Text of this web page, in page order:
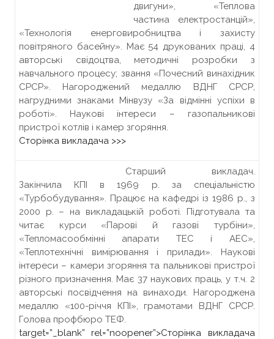
двигуни», «Теплова
частина електростанцій»,
«Технологія енерговиробництва і захисту
повітряного басейну». Має 54 друкованих праці, 4
авторські свідоцтва, методичні розробки з
навчального процесу; звання «Почесний винахідник
СРСР». Нагороджений медаллю ВДНГ СРСР,
нагрудними знаками Мінвузу «За відмінні успіхи в
роботі». Наукові інтереси – газопальникові
пристрої котлів і камер згоряння.
Сторінка викладача >>>
Старший викладач.
Закінчила КПІ в 1969 р. за спеціальністю
«Турбобудування». Працює на кафедрі із 1986 р., з
2000 р. – на викладацькій роботі. Підготувала та
читає курси «Парові й газові турбіни»,
«Тепломасообмінні апарати ТЕС і АЕС»,
«Теплотехнічні вимірювання і прилади». Наукові
інтереси – камери згоряння та пальникові пристрої
різного призначення. Має 37 наукових праць, у т.ч. 2
авторські посвідчення на винаходи. Нагороджена
медаллю «100-річчя КПІ», грамотами ВДНГ СРСР.
Голова профбюро ТЕФ.
target=”_blank” rel=”noopener”>Сторінка викладача